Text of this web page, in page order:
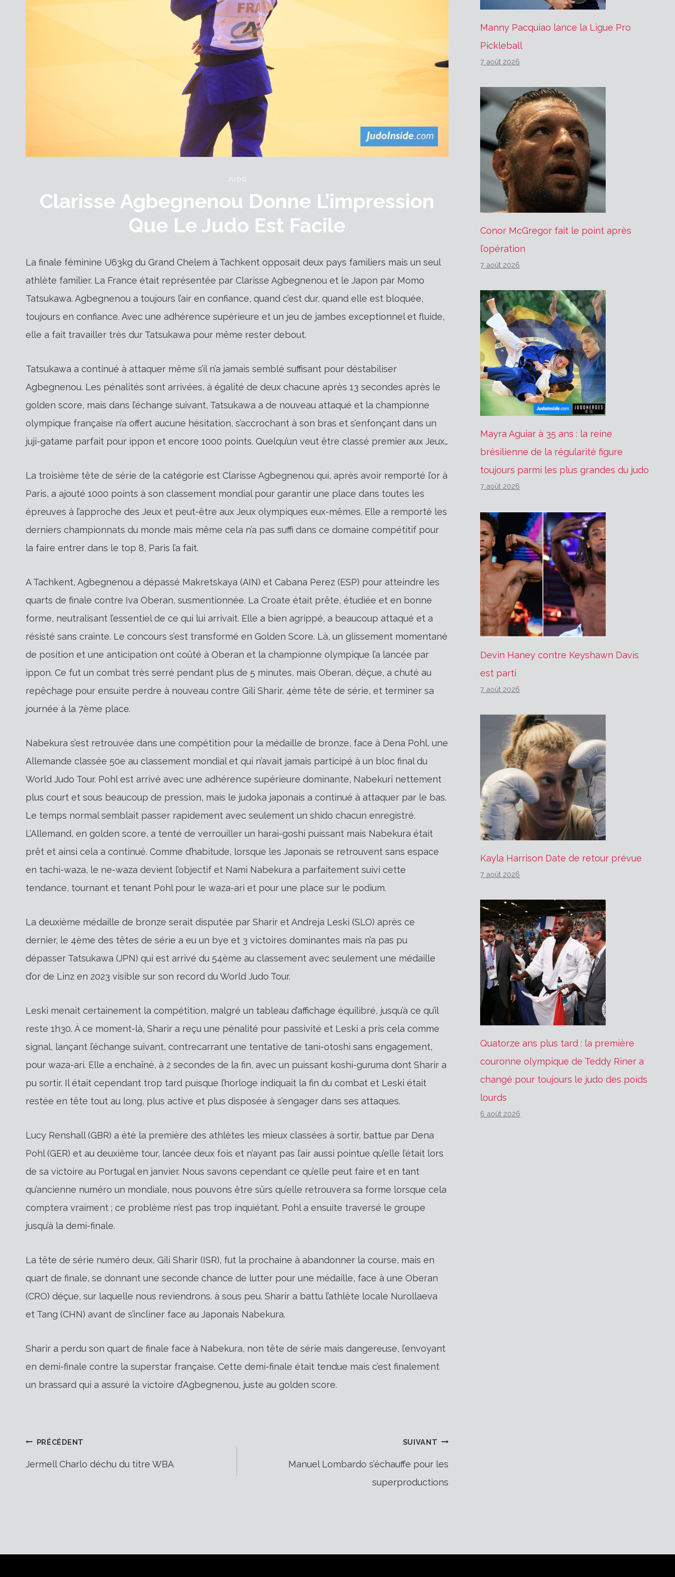
JUDO
Clarisse Agbegnenou Donne L’impression
Que Le Judo Est Facile
La finale féminine U63kg du Grand Chelem à Tachkent opposait deux pays familiers mais un seul
athlète familier. La France était représentée par Clarisse Agbegnenou et le Japon par Momo
Tatsukawa. Agbegnenou a toujours l’air en confiance, quand c’est dur, quand elle est bloquée,
toujours en confiance. Avec une adhérence supérieure et un jeu de jambes exceptionnel et fluide,
elle a fait travailler très dur Tatsukawa pour même rester debout.
Tatsukawa a continué à attaquer même s’il n’a jamais semblé suffisant pour déstabiliser
Agbegnenou. Les pénalités sont arrivées, à égalité de deux chacune après 13 secondes après le
golden score, mais dans l’échange suivant, Tatsukawa a de nouveau attaqué et la championne
olympique française n’a offert aucune hésitation, s’accrochant à son bras et s’enfonçant dans un
juji-gatame parfait pour ippon et encore 1000 points. Quelqu’un veut être classé premier aux Jeux…
La troisième tête de série de la catégorie est Clarisse Agbegnenou qui, après avoir remporté l’or à
Paris, a ajouté 1000 points à son classement mondial pour garantir une place dans toutes les
épreuves à l’approche des Jeux et peut-être aux Jeux olympiques eux-mêmes. Elle a remporté les
derniers championnats du monde mais même cela n’a pas suffi dans ce domaine compétitif pour
la faire entrer dans le top 8, Paris l’a fait.
A Tachkent, Agbegnenou a dépassé Makretskaya (AIN) et Cabana Perez (ESP) pour atteindre les
quarts de finale contre Iva Oberan, susmentionnée. La Croate était prête, étudiée et en bonne
forme, neutralisant l’essentiel de ce qui lui arrivait. Elle a bien agrippé, a beaucoup attaqué et a
résisté sans crainte. Le concours s’est transformé en Golden Score. Là, un glissement momentané
de position et une anticipation ont coûté à Oberan et la championne olympique l’a lancée par
ippon. Ce fut un combat très serré pendant plus de 5 minutes, mais Oberan, déçue, a chuté au
repêchage pour ensuite perdre à nouveau contre Gili Sharir, 4ème tête de série, et terminer sa
journée à la 7ème place.
Nabekura s’est retrouvée dans une compétition pour la médaille de bronze, face à Dena Pohl, une
Allemande classée 50e au classement mondial et qui n’avait jamais participé à un bloc final du
World Judo Tour. Pohl est arrivé avec une adhérence supérieure dominante, Nabekuri nettement
plus court et sous beaucoup de pression, mais le judoka japonais a continué à attaquer par le bas.
Le temps normal semblait passer rapidement avec seulement un shido chacun enregistré.
L’Allemand, en golden score, a tenté de verrouiller un harai-goshi puissant mais Nabekura était
prêt et ainsi cela a continué. Comme d’habitude, lorsque les Japonais se retrouvent sans espace
en tachi-waza, le ne-waza devient l’objectif et Nami Nabekura a parfaitement suivi cette
tendance, tournant et tenant Pohl pour le waza-ari et pour une place sur le podium.
La deuxième médaille de bronze serait disputée par Sharir et Andreja Leski (SLO) après ce
dernier, le 4ème des têtes de série a eu un bye et 3 victoires dominantes mais n’a pas pu
dépasser Tatsukawa (JPN) qui est arrivé du 54ème au classement avec seulement une médaille
d’or de Linz en 2023 visible sur son record du World Judo Tour.
Leski menait certainement la compétition, malgré un tableau d’affichage équilibré, jusqu’à ce qu’il
reste 1h30. À ce moment-là, Sharir a reçu une pénalité pour passivité et Leski a pris cela comme
signal, lançant l’échange suivant, contrecarrant une tentative de tani-otoshi sans engagement,
pour waza-ari. Elle a enchaîné, à 2 secondes de la fin, avec un puissant koshi-guruma dont Sharir a
pu sortir. Il était cependant trop tard puisque l’horloge indiquait la fin du combat et Leski était
restée en tête tout au long, plus active et plus disposée à s’engager dans ses attaques.
Lucy Renshall (GBR) a été la première des athlètes les mieux classées à sortir, battue par Dena
Pohl (GER) et au deuxième tour, lancée deux fois et n’ayant pas l’air aussi pointue qu’elle l’était lors
de sa victoire au Portugal en janvier. Nous savons cependant ce qu’elle peut faire et en tant
qu’ancienne numéro un mondiale, nous pouvons être sûrs qu’elle retrouvera sa forme lorsque cela
comptera vraiment ; ce problème n’est pas trop inquiétant. Pohl a ensuite traversé le groupe
jusqu’à la demi-finale.
La tête de série numéro deux, Gili Sharir (ISR), fut la prochaine à abandonner la course, mais en
quart de finale, se donnant une seconde chance de lutter pour une médaille, face à une Oberan
(CRO) déçue, sur laquelle nous reviendrons. à sous peu. Sharir a battu l’athlète locale Nurollaeva
et Tang (CHN) avant de s’incliner face au Japonais Nabekura.
Sharir a perdu son quart de finale face à Nabekura, non tête de série mais dangereuse, l’envoyant
en demi-finale contre la superstar française. Cette demi-finale était tendue mais c’est finalement
un brassard qui a assuré la victoire d’Agbegnenou, juste au golden score.
Navigation
l’article
PRÉCÉDENT
Jermell Charlo déchu du titre WBA
SUIVANT
Manuel Lombardo s’échauffe pour les
superproductions
Manny Pacquiao lance la Ligue Pro
Pickleball
7 août 2026
Conor McGregor fait le point après
l’opération
7 août 2026
Mayra Aguiar à 35 ans : la reine
brésilienne de la régularité figure
toujours parmi les plus grandes du judo
7 août 2026
Devin Haney contre Keyshawn Davis
est parti
7 août 2026
Kayla Harrison Date de retour prévue
7 août 2026
Quatorze ans plus tard : la première
couronne olympique de Teddy Riner a
changé pour toujours le judo des poids
lourds
6 août 2026